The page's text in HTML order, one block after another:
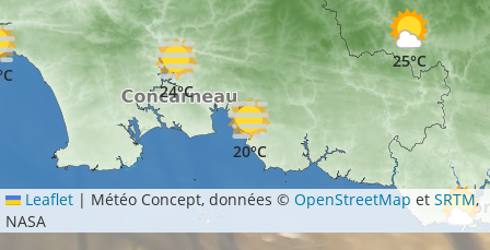
25°C
23°C
20°C
24°C
Leaflet | Météo Concept, données ©OpenStreetMap etSRTM,
NASA